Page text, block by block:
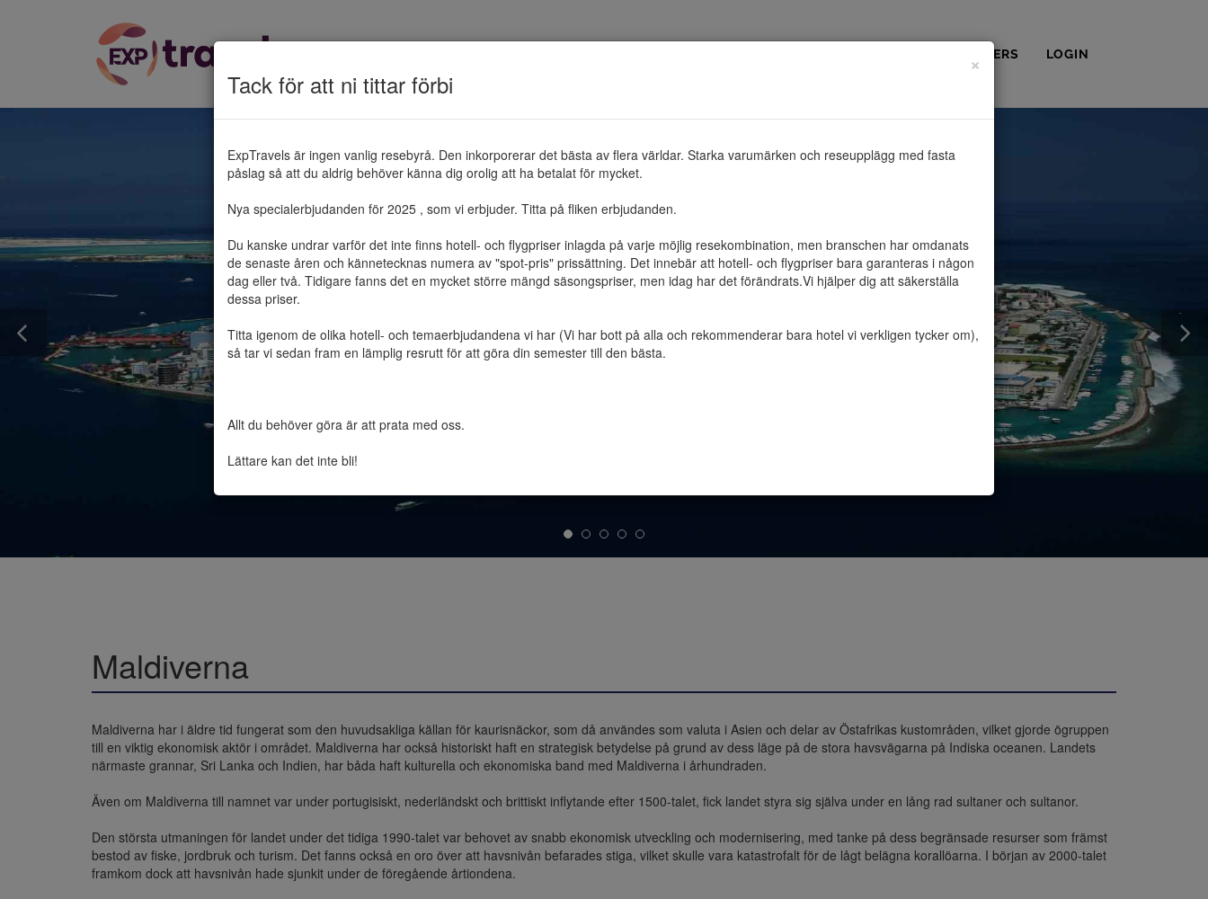
PARTNERS LOGIN
Tack för att ni tittar förbi
×
ExpTravels är ingen vanlig resebyrå. Den inkorporerar det bästa av flera världar. Starka varumärken och reseupplägg med fasta
påslag så att du aldrig behöver känna dig orolig att ha betalat för mycket.
Nya specialerbjudanden för 2025 , som vi erbjuder. Titta på fliken erbjudanden.
Du kanske undrar varför det inte finns hotell- och flygpriser inlagda på varje möjlig resekombination, men branschen har omdanats
de senaste åren och kännetecknas numera av "spot-pris" prissättning. Det innebär att hotell- och flygpriser bara garanteras i någon
dag eller två. Tidigare fanns det en mycket större mängd säsongspriser, men idag har det förändrats.Vi hjälper dig att säkerställa
dessa priser.
Titta igenom de olika hotell- och temaerbjudandena vi har (Vi har bott på alla och rekommenderar bara hotel vi verkligen tycker om),
så tar vi sedan fram en lämplig resrutt för att göra din semester till den bästa.
Allt du behöver göra är att prata med oss.
Lättare kan det inte bli!
Maldiverna
Maldiverna har i äldre tid fungerat som den huvudsakliga källan för kaurisnäckor, som då användes som valuta i Asien och delar av Östafrikas kustområden, vilket gjorde ögruppen
till en viktig ekonomisk aktör i området. Maldiverna har också historiskt haft en strategisk betydelse på grund av dess läge på de stora havsvägarna på Indiska oceanen. Landets
närmaste grannar, Sri Lanka och Indien, har båda haft kulturella och ekonomiska band med Maldiverna i århundraden.
Även om Maldiverna till namnet var under portugisiskt, nederländskt och brittiskt inflytande efter 1500-talet, fick landet styra sig själva under en lång rad sultaner och sultanor.
Den största utmaningen för landet under det tidiga 1990-talet var behovet av snabb ekonomisk utveckling och modernisering, med tanke på dess begränsade resurser som främst
bestod av fiske, jordbruk och turism. Det fanns också en oro över att havsnivån befarades stiga, vilket skulle vara katastrofalt för de lågt belägna korallöarna. I början av 2000-talet
framkom dock att havsnivån hade sjunkit under de föregående årtiondena.